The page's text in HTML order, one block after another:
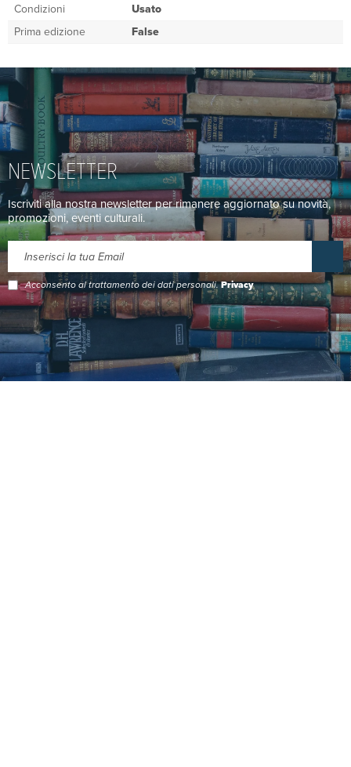
Condizioni
Usato
Prima edizione
False
NEWSLETTER
Iscriviti alla nostra newsletter per rimanere aggiornato su novità,
promozioni, eventi culturali.
Acconsento al trattamento dei dati personali.Privacy